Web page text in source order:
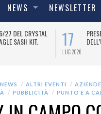
NEWS NEWSLETTER
27 DEL CRYSTAL
SASH KIT.
17
LUG 2026
ALTRI EVENTI AZIENDE
PUBBLICITÀ PUNTO E A